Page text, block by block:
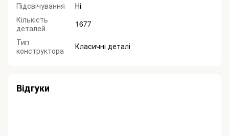
Підсвічування
Ні
Кількість
деталей
1677
Тип
конструктора
Класичні деталі
Відгуки